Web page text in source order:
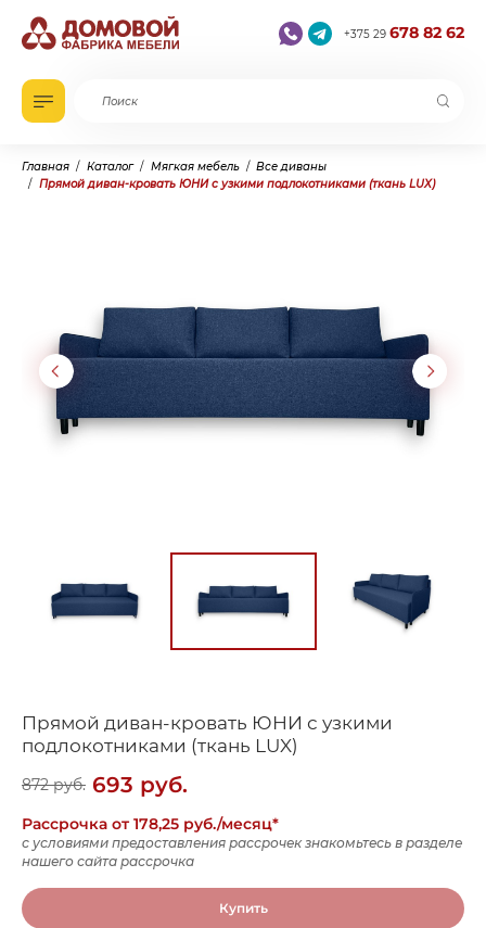
+375 29 678 82 62
Главная Каталог Мягкая мебель
Все диваны
Прямой диван-кровать ЮНИ с узкими подлокотниками (ткань LUX)
Прямой диван-кровать ЮНИ с узкими
подлокотниками (ткань LUX)
872руб. 693 руб.
Рассрочка от 178,25 руб./месяц*
с условиями предоставления рассрочек знакомьтесь в разделе
нашего сайта рассрочка
Купить